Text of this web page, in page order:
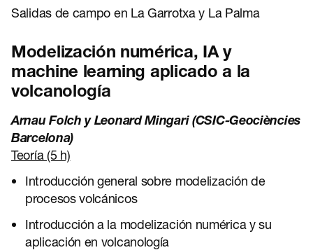
Salidas de campo en La Garrotxa y La Palma
Modelización numérica, IA y
machine learning aplicado a la
volcanología
Arnau Folch y Leonard Mingari (CSIC-Geociències
Barcelona)
Teoría (5 h)
Introducción general sobre modelización de
procesos volcánicos
Introducción a la modelización numérica y su
aplicación en volcanología